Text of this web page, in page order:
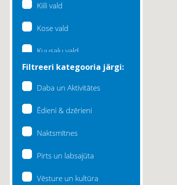
Kiili vald
Kose vald
Kuusalu vald
Lääne-Harju vald
Filtreeri kategooria järgi:
Daba un Aktivitātes
Ēdieni & dzērieni
Naktsmītnes
Pirts un labsajūta
Vēsture un kultūra